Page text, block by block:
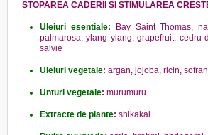
STOPAREA CADERII SI STIMULAREA
Uleiuri esentiale:
Bay Saint Thomas,
palmarosa, ylang ylang, grapefruit, cedru
salvie
Uleiuri vegetale: argan, jojoba, ricin,
Unturi vegetale: murumuru
Extracte de plante: shikakai